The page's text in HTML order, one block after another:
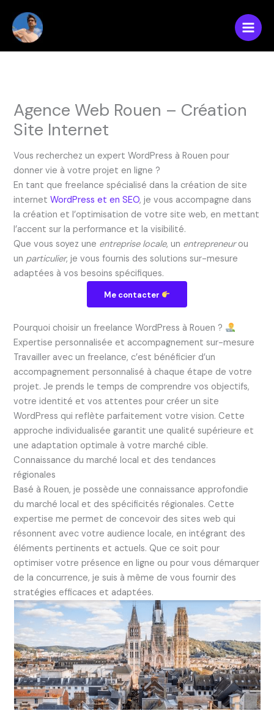
contenu
Main
Agence Web Rouen – Création
Site Internet
Vous recherchez un expert WordPress à Rouen pour
donner vie à votre projet en ligne ?
En tant que freelance spécialisé dans la création de site
internetWordPress et en SEO, je vous accompagne dans
la création et l’optimisation de votre site web, en mettant
l’accent sur la performance et la visibilité.
Que vous soyez une entreprise locale, un entrepreneurou
un particulier, je vous fournis des solutions sur-mesure
adaptées à vos besoins spécifiques.
Me contacter
Pourquoi choisir un freelance WordPress à Rouen ?
Expertise personnalisée et accompagnement sur-mesure
Travailler avec un freelance, c’est bénéficier d’un
accompagnement personnalisé à chaque étape de votre
projet. Je prends le temps de comprendre vos objectifs,
votre identité et vos attentes pour créer un site
WordPress qui reflète parfaitement votre vision. Cette
approche individualisée garantit une qualité supérieure et
une adaptation optimale à votre marché cible.
Connaissance du marché local et des tendances
régionales
Basé à Rouen, je possède une connaissance approfondie
du marché local et des spécificités régionales. Cette
expertise me permet de concevoir des sites web qui
résonnent avec votre audience locale, en intégrant des
éléments pertinents et actuels. Que ce soit pour
optimiser votre présence en ligne ou pour vous démarquer
de la concurrence, je suis à même de vous fournir des
stratégies efficaces et adaptées.